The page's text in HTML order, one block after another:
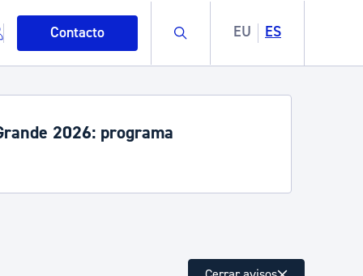
Contacto Buscar EU ES
2026: programa